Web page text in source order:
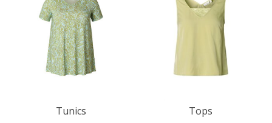
Tunics Tops